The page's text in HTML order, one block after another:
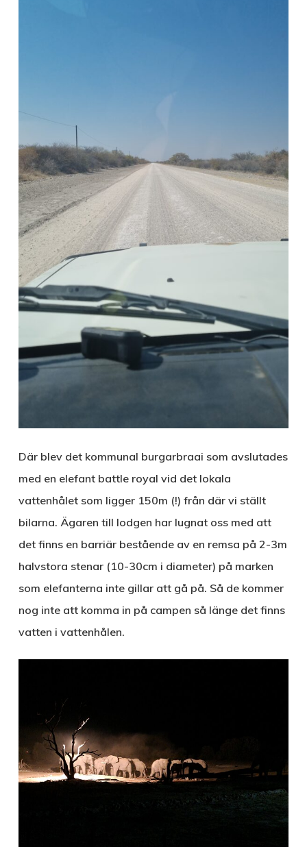
Där blev det kommunal burgarbraai som avslutades
med en elefant battle royal vid det lokala
vattenhålet som ligger 150m (!) från där vi ställt
bilarna. Ägaren till lodgen har lugnat oss med att
det finns en barriär bestående av en remsa på 2-3m
halvstora stenar (10-30cm i diameter) på marken
som elefanterna inte gillar att gå på. Så de kommer
nog inte att komma in på campen så länge det finns
vatten i vattenhålen.